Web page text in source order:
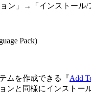
ン」→「インストール
Pack)
ムを作成できる『Add
ンと同様にインストー